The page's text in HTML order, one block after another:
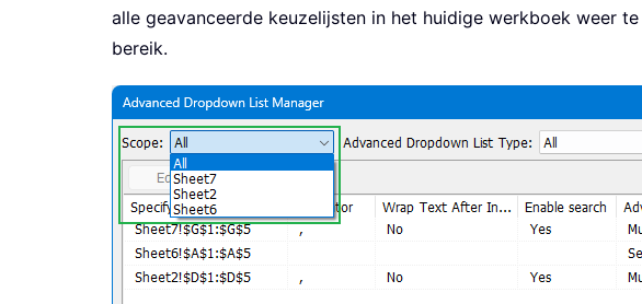
alle geavanceerde keuzelijsten in het huidige werkboek weer
bereik.